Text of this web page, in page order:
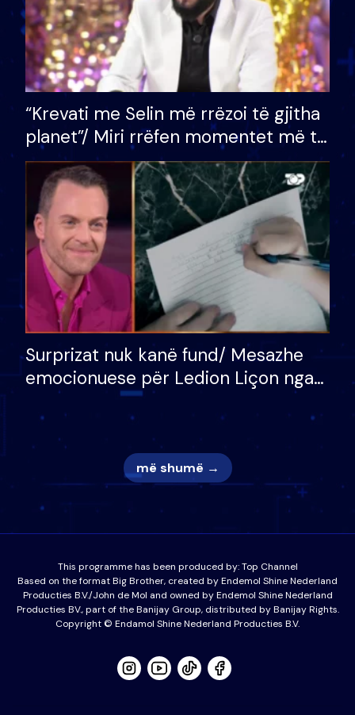
“Krevati me Selin më rrëzoi të gjitha
planet”/ Miri rrëfen momentet më të
bukura në shtëpinë e BB VIP: Do më
mungojë zilja e mëngjesit kur…
Surprizat nuk kanë fund/ Mesazhe
emocionuese për Ledion Liçon nga
nëna dhe fëmijët e tij, moderatori
nuk i mban dot lotët: Nuk meritoj…
më shumë →
This programme has been produced by:Top Channel
Based on the format Big Brother, created by Endemol Shine Nederland
Producties B.V./John de Mol and owned by Endemol Shine Nederland
Producties BV., part of the Banijay Group, distributed by Banijay Rights.
Copyright © Endamol Shine Nederland Producties B.V.